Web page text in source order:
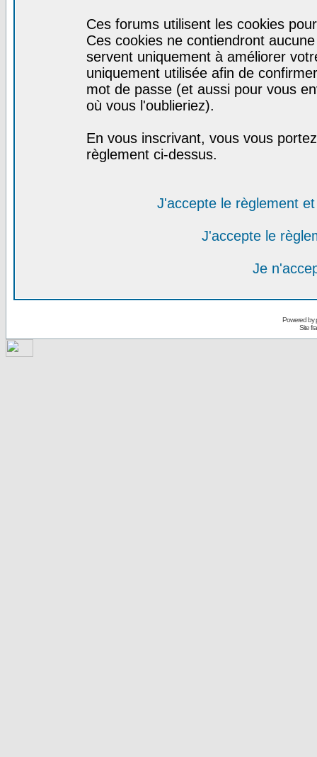
Ces forums utilisent les cookies
Ces cookies ne contiendront
servent uniquement à améliorer
uniquement utilisée afin de
mot de passe (et aussi pour vous
où vous l'oublieriez).
En vous inscrivant, vous vous
règlement ci-dessus.
J'accepte le règlement
J'accepte le
Je
Powered by
Site